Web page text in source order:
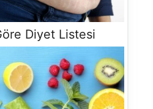
Diyet Listesi